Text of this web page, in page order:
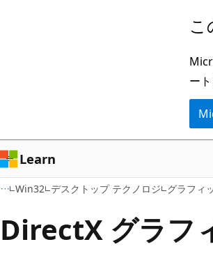
ン
ツ
に
ス
ッ
こ
ー
Learn
Win32 デスクトップ テクノロジ グラフィ
DirectX グラフ